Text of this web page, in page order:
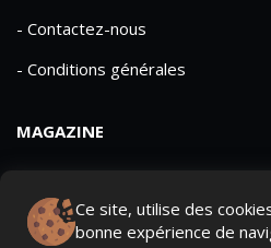
Ce site, utilise des
bonne expérience de
- Contactez-nous
- Conditions générales
MAGAZINE
- Lire le dernier numero